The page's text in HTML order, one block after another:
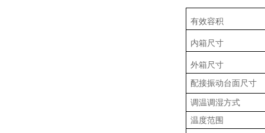
有效容积
内箱尺寸
外箱尺寸
配接振动台面尺寸
调温调湿方式
温度范围